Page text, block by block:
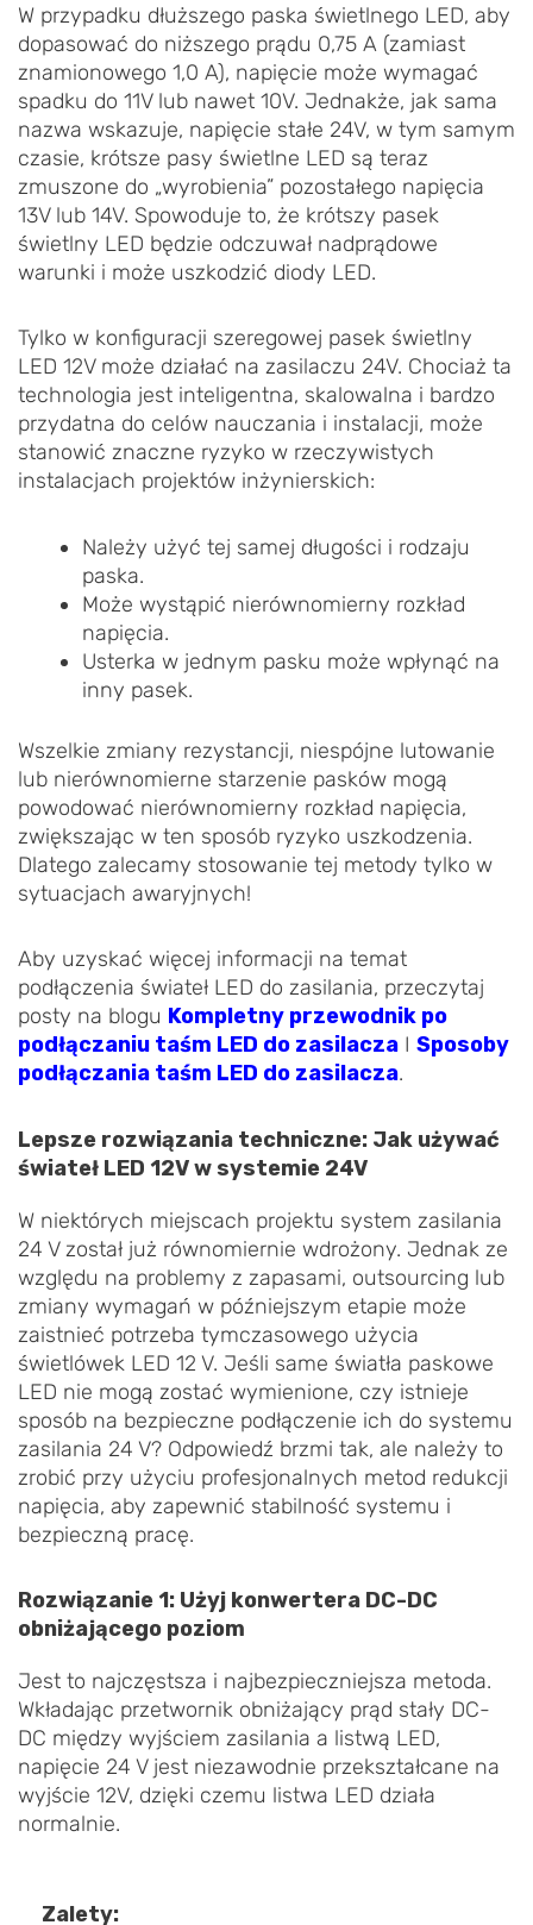
W przypadku dłuższego paska świetlnego LED, aby
dopasować do niższego prądu 0,75 A (zamiast
znamionowego 1,0 A), napięcie może wymagać
spadku do 11V lub nawet 10V. Jednakże, jak sama
nazwa wskazuje, napięcie stałe 24V, w tym samym
czasie, krótsze pasy świetlne LED są teraz
zmuszone do „wyrobienia” pozostałego napięcia
13V lub 14V. Spowoduje to, że krótszy pasek
świetlny LED będzie odczuwał nadprądowe
warunki i może uszkodzić diody LED.
Tylko w konfiguracji szeregowej pasek świetlny
LED 12V może działać na zasilaczu 24V. Chociaż ta
technologia jest inteligentna, skalowalna i bardzo
przydatna do celów nauczania i instalacji, może
stanowić znaczne ryzyko w rzeczywistych
instalacjach projektów inżynierskich:
Należy użyć tej samej długości i rodzaju
paska.
Może wystąpić nierównomierny rozkład
napięcia.
Usterka w jednym pasku może wpłynąć na
inny pasek.
Wszelkie zmiany rezystancji, niespójne lutowanie
lub nierównomierne starzenie pasków mogą
powodować nierównomierny rozkład napięcia,
zwiększając w ten sposób ryzyko uszkodzenia.
Dlatego zalecamy stosowanie tej metody tylko w
sytuacjach awaryjnych!
Aby uzyskać więcej informacji na temat
podłączenia świateł LED do zasilania, przeczytaj
posty na blogu Kompletny przewodnik po
podłączaniu taśm LED do zasilacza I Sposoby
podłączania taśm LED do zasilacza.
Lepsze rozwiązania techniczne: Jak używać
świateł LED 12V w systemie 24V
W niektórych miejscach projektu system zasilania
24 V został już równomiernie wdrożony. Jednak ze
względu na problemy z zapasami, outsourcing lub
zmiany wymagań w późniejszym etapie może
zaistnieć potrzeba tymczasowego użycia
świetlówek LED 12 V. Jeśli same światła paskowe
LED nie mogą zostać wymienione, czy istnieje
sposób na bezpieczne podłączenie ich do systemu
zasilania 24 V? Odpowiedź brzmi tak, ale należy to
zrobić przy użyciu profesjonalnych metod redukcji
napięcia, aby zapewnić stabilność systemu i
bezpieczną pracę.
Rozwiązanie 1: Użyj konwertera DC-DC
obniżającego poziom
Jest to najczęstsza i najbezpieczniejsza metoda.
Wkładając przetwornik obniżający prąd stały DC-
DC między wyjściem zasilania a listwą LED,
napięcie 24 V jest niezawodnie przekształcane na
wyjście 12V, dzięki czemu listwa LED działa
normalnie.
Zalety: